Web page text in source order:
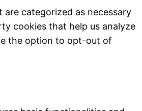
categorized as necessary
cookies that help us analyze
the option to opt-out of